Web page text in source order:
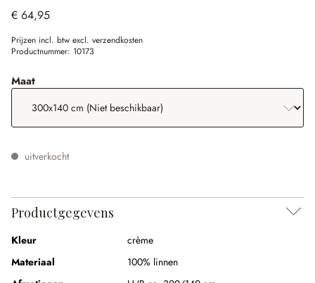
€ 64,95
Prijzen incl. btw excl. verzendkosten
Productnummer: 10173
Maatselecteer
uitverkocht
Productgegevens
Kleur
crème
Materiaal
100% linnen